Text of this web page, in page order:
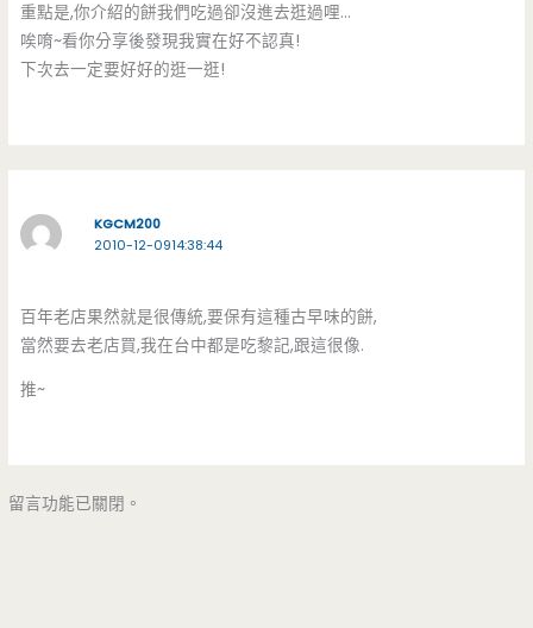
重點是,你介紹的餅我們吃過卻沒進去逛過哩…
唉唷~看你分享後發現我實在好不認真!
下次去一定要好好的逛一逛!
KGCM200
2010-12-0914:38:44
百年老店果然就是很傳統,要保有這種古早味的餅,
當然要去老店買,我在台中都是吃黎記,跟這很像.
推~
留言功能已關閉。